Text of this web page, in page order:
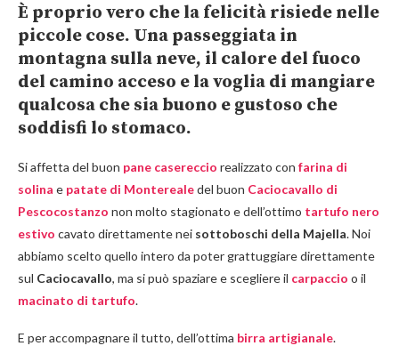
È proprio vero che la felicità risiede nelle
piccole cose. Una passeggiata in
montagna sulla neve, il calore del fuoco
del camino acceso e la voglia di mangiare
qualcosa che sia buono e gustoso che
soddisfi lo stomaco.
Si affetta del buon pane casereccio realizzato con farina di
solina e patate di Monterealedel buon Caciocavallo di
Pescocostanzo non molto stagionato e dell’ottimo tartufo nero
estivo cavato direttamente nei sottoboschi della Majella. Noi
abbiamo scelto quello intero da poter grattuggiare direttamente
sul Caciocavallo, ma si può spaziare e scegliere il carpaccio o il
macinato di tartufo.
E per accompagnare il tutto, dell’ottima birra artigianale.